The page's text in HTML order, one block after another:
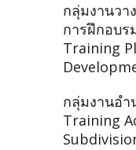
กลุ่มงานว
การฝึกอบร
Training
กลุ่มงานอำ
Training